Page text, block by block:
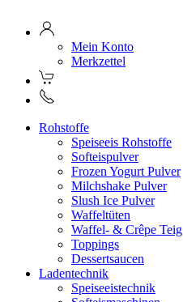
Mein Konto
Merkzettel
Rohstoffe
Speiseeis Rohstoffe
Softeispulver
Frozen Yogurt Pulver
Milchshake Pulver
Slush Ice Pulver
Waffeltüten
Waffel- & Crêpe Teig
Toppings
Dessertsaucen
Ladentechnik
Speiseeistechnik